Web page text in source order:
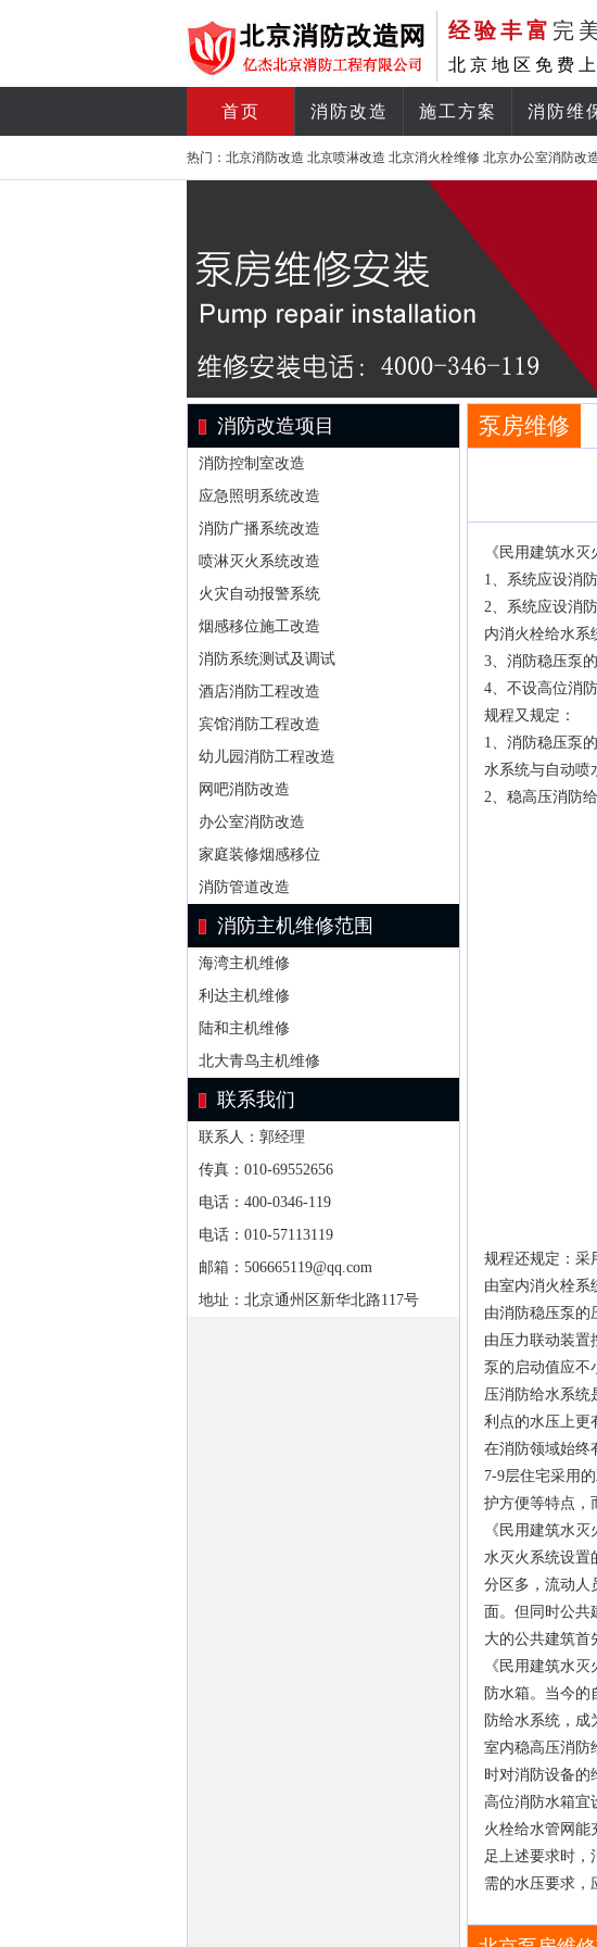
经验丰富 完
北京地区免费
首页 消防改造 施工方案 消防维
热门： 北京消防改造 北京喷淋改造 北京消火栓维修 北京办公室消防改
消防改造项目
消防控制室改造
应急照明系统改造
消防广播系统改造
喷淋灭火系统改造
火灾自动报警系统
烟感移位施工改造
消防系统测试及调试
酒店消防工程改造
宾馆消防工程改造
幼儿园消防工程改造
网吧消防改造
办公室消防改造
家庭装修烟感移位
消防管道改造
消防主机维修范围
海湾主机维修
利达主机维修
陆和主机维修
北大青鸟主机维修
联系我们
联系人：郭经理
传真：010-69552656
电话：400-0346-119
电话：010-57113119
邮箱：506665119@qq.com
地址：北京通州区新华北路117号
泵房维修
《民用建筑水
1、系统应设消
2、系统应设消
内消火栓给水系
3、消防稳压泵
4、不设高位消
规程又规定：
1、消防稳压泵
水系统与自动喷
2、稳高压消防
规程还规定：采
由室内消火栓系
由消防稳压泵的
由压力联动装置
泵的启动值应不
压消防给水系统
利点的水压上更
在消防领域始终
7-9层住宅采用
护方便等特点，
《民用建筑水
水灭火系统设置
分区多，流动人
面。但同时公共
大的公共建筑首
《民用建筑水
防水箱。当今
防给水系统，成
室内稳高压消防
时对消防设备的
高位消防水箱宜
火栓给水管网能
足上述要求时，
需的水压要求，